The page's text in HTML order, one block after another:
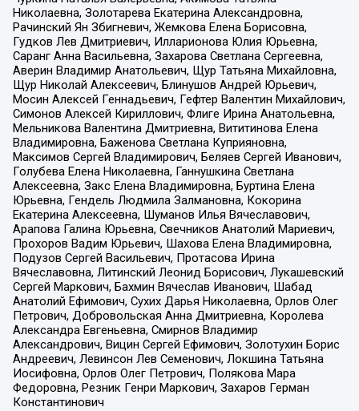
Николаевна, Золотарева Екатерина Александровна,
Рачинский Ян Збигневич, Жемкова Елена Борисовна,
Гудков Лев Дмитриевич, Илларионова Юлия Юрьевна,
Саранг Анна Васильевна, Захарова Светлана Сергеевна,
Аверин Владимир Анатольевич, Щур Татьяна Михайловна,
Щур Николай Алексеевич, Блинушов Андрей Юрьевич,
Мосин Алексей Геннадьевич, Гефтер Валентин Михайлович,
Симонов Алексей Кириллович, Флиге Ирина Анатольевна,
Мельникова Валентина Дмитриевна, Вититинова Елена
Владимировна, Баженова Светлана Куприяновна,
Максимов Сергей Владимирович, Беляев Сергей Иванович,
Голубева Елена Николаевна, Ганнушкина Светлана
Алексеевна, Закс Елена Владимировна, Буртина Елена
Юрьевна, Гендель Людмила Залмановна, Кокорина
Екатерина Алексеевна, Шуманов Илья Вячеславович,
Арапова Галина Юрьевна, Свечников Анатолий Мариевич,
Прохоров Вадим Юрьевич, Шахова Елена Владимировна,
Подузов Сергей Васильевич, Протасова Ирина
Вячеславовна, Литинский Леонид Борисович, Лукашевский
Сергей Маркович, Бахмин Вячеслав Иванович, Шабад
Анатолий Ефимович, Сухих Дарья Николаевна, Орлов Олег
Петрович, Добровольская Анна Дмитриевна, Королева
Александра Евгеньевна, Смирнов Владимир
Александрович, Вицин Сергей Ефимович, Золотухин Борис
Андреевич, Левинсон Лев Семенович, Локшина Татьяна
Иосифовна, Орлов Олег Петрович, Полякова Мара
Федоровна, Резник Генри Маркович, Захаров Герман
Константинович